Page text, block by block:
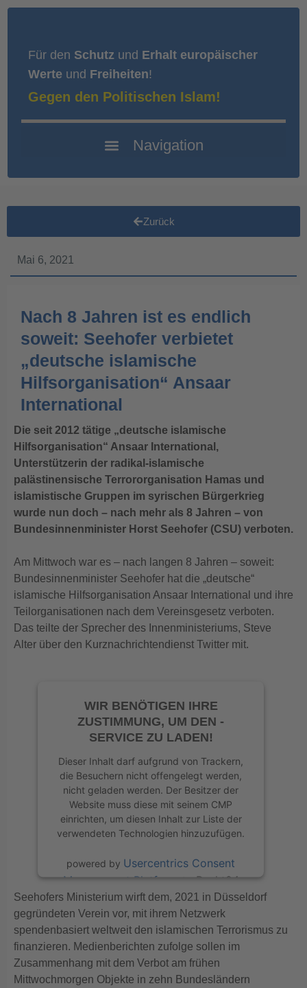
Für den Schutz und Erhalt europäischer
Werte und Freiheiten!
Gegen den Politischen Islam!
Zurück
Mai 6, 2021
Nach 8 Jahren ist es endlich
soweit: Seehofer verbietet
„deutsche islamische
Hilfsorganisation“ Ansaar
International
Die seit 2012 tätige „deutsche islamische
Hilfsorganisation“ Ansaar International,
Unterstützerin der radikal-islamische
palästinensische Terrororganisation Hamas und
islamistische Gruppen im syrischen Bürgerkrieg
wurde nun doch – nach mehr als 8 Jahren – von
Bundesinnenminister Horst Seehofer (CSU) verboten.
Am Mittwoch war es – nach langen 8 Jahren – soweit:
Bundesinnenminister Seehofer hat die „deutsche“
islamische Hilfsorganisation Ansaar International und ihre
Teilorganisationen nach dem Vereinsgesetz verboten.
Das teilte der Sprecher des Innenministeriums, Steve
Alter über den Kurznachrichtendienst Twitter mit.
WIR BENÖTIGEN IHRE
ZUSTIMMUNG, UM DEN -
SERVICE ZU LADEN!
Dieser Inhalt darf aufgrund von Trackern,
die Besuchern nicht offengelegt werden,
nicht geladen werden. Der Besitzer der
Website muss diese mit seinem CMP
einrichten, um diesen Inhalt zur Liste der
verwendeten Technologien hinzuzufügen.
powered by Usercentrics Consent
Management Platform&eRecht24
Seehofers Ministerium wirft dem, 2021 in Düsseldorf
gegründeten Verein vor, mit ihrem Netzwerk
spendenbasiert weltweit den islamischen Terrorismus zu
finanzieren. Medienberichten zufolge sollen im
Zusammenhang mit dem Verbot am frühen
Mittwochmorgen Objekte in zehn Bundesländern